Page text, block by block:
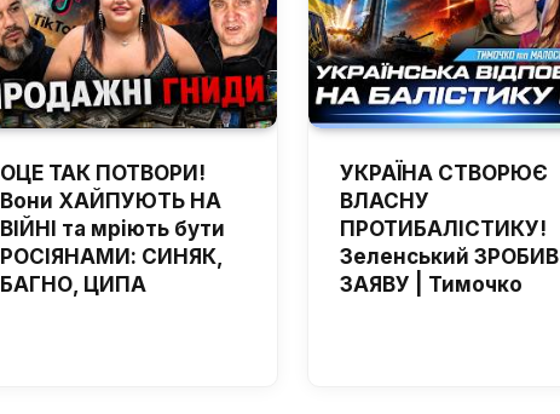
ОЦЕ ТАК ПОТВОРИ!
Вони ХАЙПУЮТЬ НА
ВІЙНІ та мріють бути
РОСІЯНАМИ: СИНЯК,
БАГНО, ЦИПА
УКРАЇНА СТВОРЮЄ
ВЛАСНУ
ПРОТИБАЛІСТИКУ!
Зеленський ЗРОБИВ
ЗАЯВУ | Тимочко